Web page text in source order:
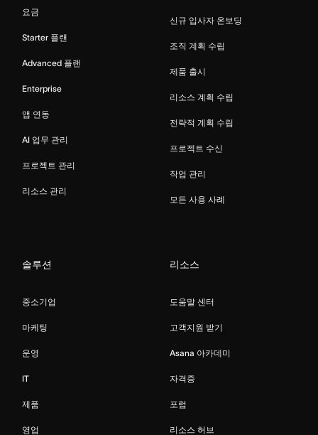
요금
Starter 플랜
Advanced 플랜
Enterprise
앱 연동
AI 업무 관리
프로젝트 관리
리소스 관리
신규 입사자 온보딩
조직 계획 수립
제품 출시
리소스 계획 수립
전략적 계획 수립
프로젝트 수신
작업 관리
모든 사용 사례
솔루션
중소기업
마케팅
운영
IT
제품
영업
리소스
도움말 센터
고객지원 받기
Asana 아카데미
자격증
포럼
리소스 허브